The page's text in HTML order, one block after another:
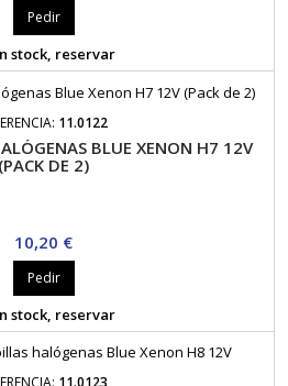
Pedir
stock, reservar
11.0122
BLUE XENON H7 12V
(PACK DE 2)
Precio
10,20 €
Pedir
stock, reservar